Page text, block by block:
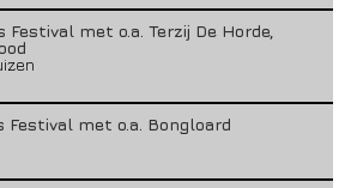
Festival met o.a. Terzij De Horde,
Festival met o.a. Bongloard